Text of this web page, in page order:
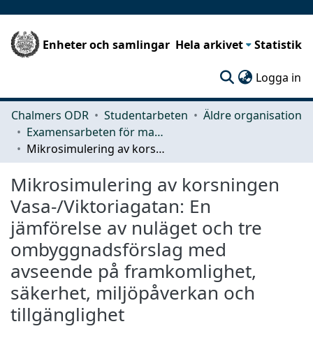
Enheter och samlingar Hela arkivet Statistik
Logga in
Chalmers ODR Studentarbeten
Äldre organisation
Examensarbeten för masterexamen
Mikrosimulering av korsningen Vasa-/Viktoriagatan: En jämförelse av nuläget och tre ombyggnadsförslag med avseende på framkomlighet, säkerhet, miljöpåverkan och tillgänglighet
Mikrosimulering av korsningen
Vasa-/Viktoriagatan: En
jämförelse av nuläget och tre
ombyggnadsförslag med
avseende på framkomlighet,
säkerhet, miljöpåverkan och
tillgänglighet